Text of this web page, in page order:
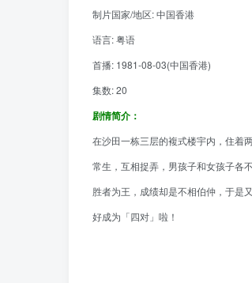
制片国家/地区: 中国香港
语言: 粤语
首播: 1981-08-03(中国香港)
集数: 20
剧情简介：
在沙田一栋三层的複式楼宇内，住着
常生，互相捉弄，男孩子和女孩子各
胜者为王，成绩却是不相伯仲，于是
好成为「四对」啦！